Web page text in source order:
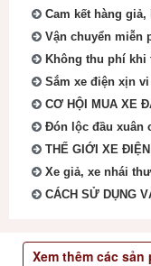
Cam kết hàng
Vận chuyển miễn
Không thu phí khi
Sắm xe điện xịn
CƠ HỘI MUA XE
Đón lộc đầu xuân
THẾ GIỚI XE
Xe giả, xe nhái
CÁCH SỬ DỤNG
Xem thêm các sản